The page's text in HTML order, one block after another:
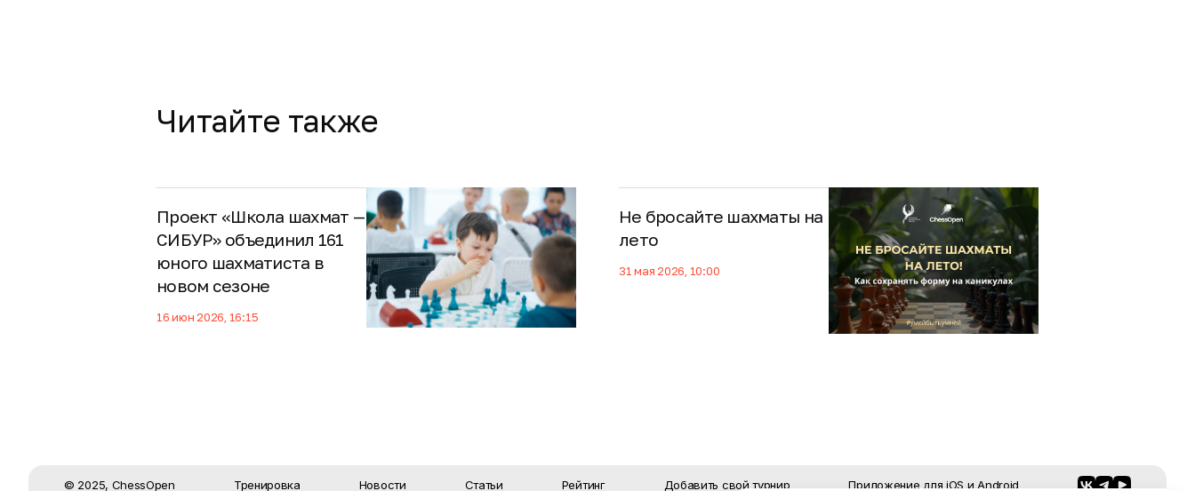
Читайте также
Проект «Школа шахмат —
СИБУР» объединил 161
юного шахматиста в
новом сезоне
16 июн 2026, 16:15
Не бросайте шахматы на
лето
31 мая 2026, 10:00
© 2025, ChessOpen Тренировка Новости Статьи Рейтинг Добавить свой турнир Приложение для iOS иAndroid